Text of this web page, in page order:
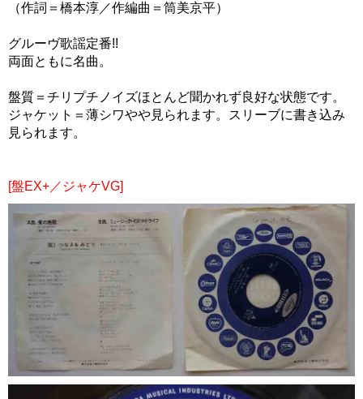
（作詞＝橋本淳／作編曲＝筒美京平）
グルーヴ歌謡定番!!
両面ともに名曲。
盤質＝チリプチノイズほとんど聞かれず良好な状態です。
ジャケット＝薄シワやや見られます。スリーブに書き込み
見られます。
[盤EX+／ジャケVG]